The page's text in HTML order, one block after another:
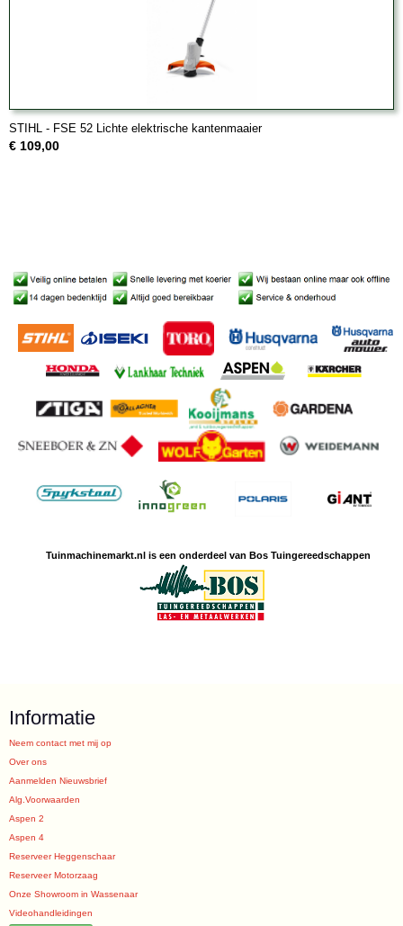
STIHL - FSE 52 Lichte elektrische kantenmaaier
€ 109,00
Tuinmachinemarkt.nl is een onderdeel van Bos Tuingereedschappen
Informatie
Neem contact met mij op
Over ons
Aanmelden Nieuwsbrief
Alg.Voorwaarden
Aspen 2
Aspen 4
Reserveer Heggenschaar
Reserveer Motorzaag
Onze Showroom in Wassenaar
Videohandleidingen